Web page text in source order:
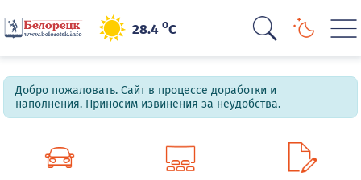
28.4oC
Добро пожаловать. Сайт в процессе доработки и
наполнения. Приносим извинения за неудобства.